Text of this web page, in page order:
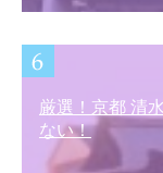
厳選！京都 清
ない！